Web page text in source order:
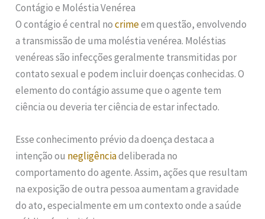
Contágio e Moléstia Venérea
O contágio é central nocrimeem questão, envolvendo
a transmissão de uma moléstia venérea. Moléstias
venéreas são infecções geralmente transmitidas por
contato sexual e podem incluir doenças conhecidas. O
elemento do contágio assume que o agente tem
ciência ou deveria ter ciência de estar infectado.
Esse conhecimento prévio da doença destaca a
intenção ou negligênciadeliberada no
comportamento do agente. Assim, ações que resultam
na exposição de outra pessoa aumentam a gravidade
do ato, especialmente em um contexto onde a saúde